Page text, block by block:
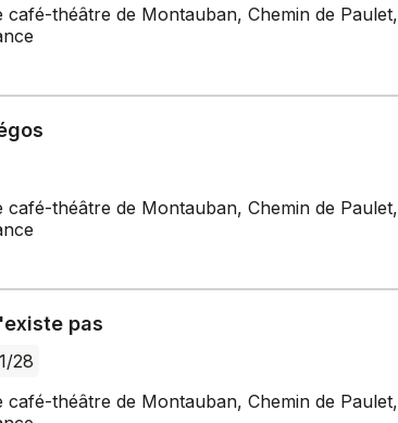
café-théâtre de Montauban, Chemin de Paulet,
café-théâtre de Montauban, Chemin de Paulet,
pas
28
café-théâtre de Montauban, Chemin de Paulet,